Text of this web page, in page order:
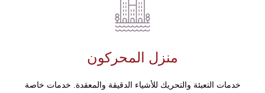
منزل المحركون
خدمات التعبئة والتحريك للأشياء الدقيقة والمعقدة. خدمات خاصة